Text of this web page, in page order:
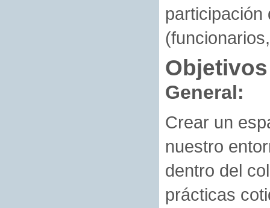
participación
Objetivos
General:
Crear un
nuestro
dentro del
prácticas